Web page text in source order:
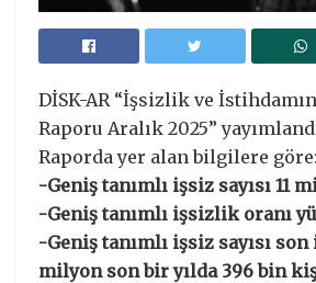
DİSK-AR “İşsizlik ve
Raporu Aralık 2025”
Raporda yer alan bilgilere göre:
-Geniş tanımlı işsiz sayısı 11
-Geniş tanımlı işsizlik oranı
-Geniş tanımlı işsiz sayısı son
milyon son bir yılda 396 bin